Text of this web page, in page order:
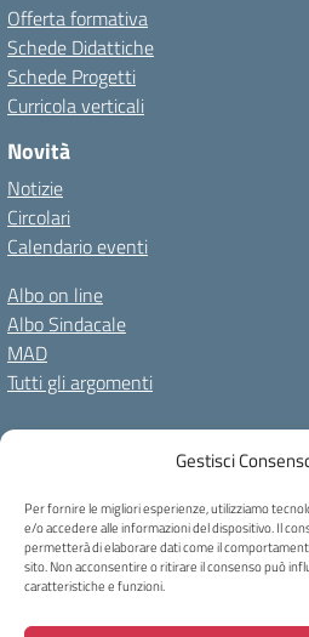
Gestisci
Per fornire le migliori esperienze, utilizziamo
e/o accedere alle informazioni del dispositivo. Il
permetterà di elaborare dati come il
sito. Non acconsentire o ritirare il consenso può
caratteristiche e funzioni.
Offerta formativa
Schede Didattiche
Schede Progetti
Curricola verticali
Novità
Notizie
Circolari
Calendario eventi
Albo on line
Albo Sindacale
MAD
Tutti gli argomenti
Amministrazione Trasparente
Spazio repositoryAccessibilitàNote
Cookie Policy